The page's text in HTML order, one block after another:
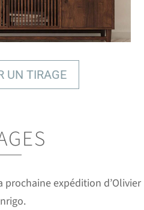
UN TIRAGE
prochaine expédition d’Olivier